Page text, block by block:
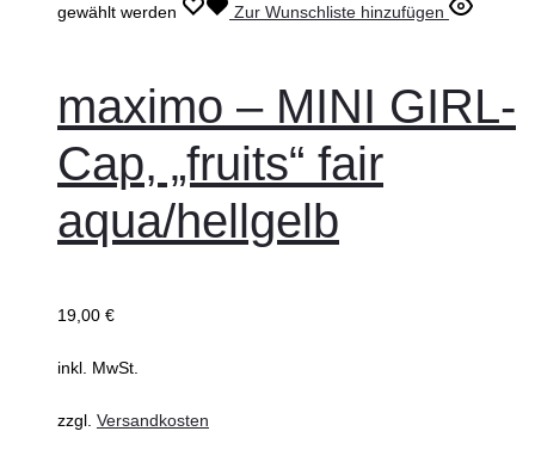
gewählt werden
Zur Wunschliste hinzufügen
maximo – MINI GIRL-
Cap, „fruits“ fair
aqua/hellgelb
19,00 €
inkl. MwSt.
zzgl. Versandkosten